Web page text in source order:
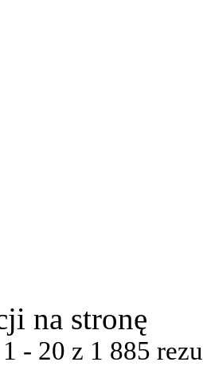
na stronę
- 20 z 1 885